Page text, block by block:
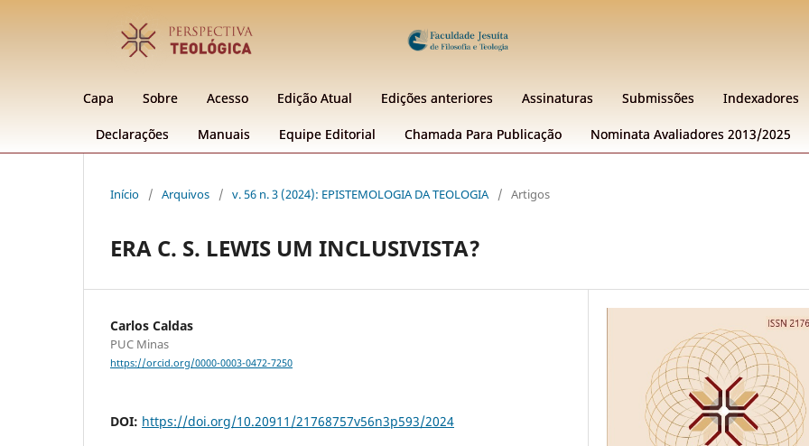
Capa Sobre Acesso Edição Atual Edições anteriores Assinaturas Submissões Indexadores
Declarações Manuais Equipe Editorial Chamada Para Publicação Nominata Avaliadores 2013/2025
Início / Arquivos / v. 56 n. 3 (2024): EPISTEMOLOGIA DA TEOLOGIA / Artigos
ERA C. S. LEWIS UM INCLUSIVISTA?
Carlos Caldas
PUC Minas
https://orcid.org/0000-0003-0472-7250
DOI: https://doi.org/10.20911/21768757v56n3p593/2024